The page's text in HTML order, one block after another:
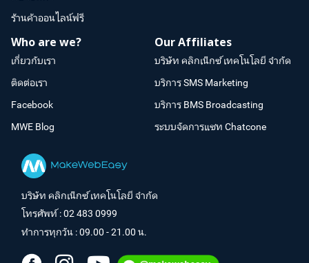
ร้านค้าออนไลน์ฟรี
Who are we?
เกี่ยวกับเรา
ติดต่อเรา
Facebook
MWE Blog
Our Affiliates
บริษัท คลิกเน็กซ์ เทคโนโลยี จำกัด
บริการ SMS Marketing
บริการ BMS Broadcasting
ระบบจัดการแชท Chatcone
บริษัท คลิกเน็กซ์ เทคโนโลยี จำกัด
โทรศัพท์ :02 483 0999
ทำการทุกวัน : 09.00 - 21.00 น.